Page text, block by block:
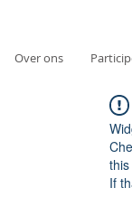
Over ons
If